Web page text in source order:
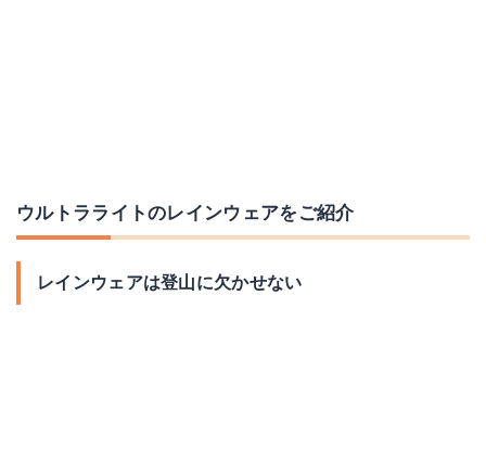
ウルトラライトのレインウェアをご紹介
レインウェアは登山に欠かせない